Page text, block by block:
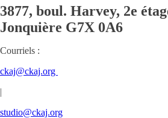
3877, boul. Harvey, 2e
Jonquière G7X 0A6
Courriels :
ckaj@ckaj.org
|
studio@ckaj.org